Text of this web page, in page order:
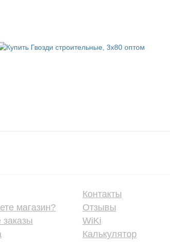
магазин?
Контакты
Отзывы
WiKi
Калькулятор